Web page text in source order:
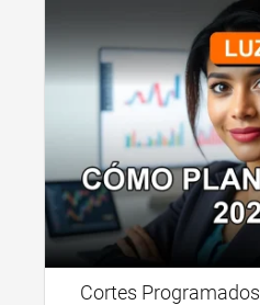
Cortes